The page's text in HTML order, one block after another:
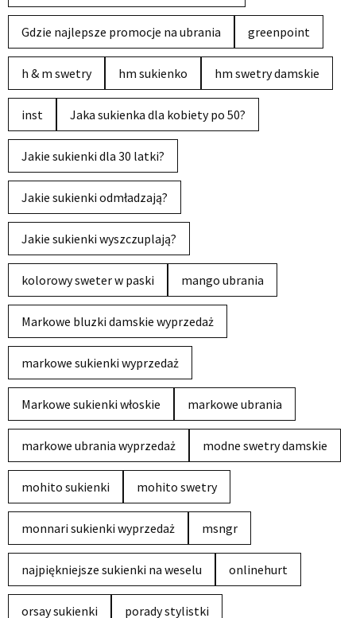
Gdzie najlepsze promocje na ubrania greenpoint
h & m swetry hm sukienko hm swetry damskie
inst Jaka sukienka dla kobiety po 50?
Jakie sukienki dla 30 latki?
Jakie sukienki odmładzają?
Jakie sukienki wyszczuplają?
kolorowy sweter w paski mango ubrania
Markowe bluzki damskie wyprzedaż
markowe sukienki wyprzedaż
Markowe sukienki włoskie markowe ubrania
markowe ubrania wyprzedaż modne swetry damskie
mohito sukienki mohito swetry
monnari sukienki wyprzedaż msngr
najpiękniejsze sukienki na weselu onlinehurt
orsay sukienki porady stylistki